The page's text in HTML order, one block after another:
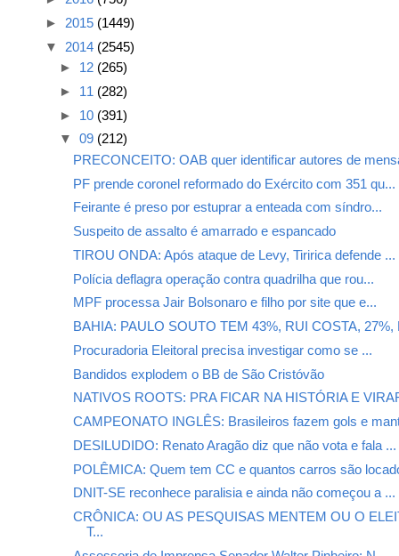
► 2015 (1449)
▼ 2014 (2545)
► 12 (265)
► 11 (282)
► 10 (391)
▼ 09 (212)
PRECONCEITO: OAB quer identificar autores de
PF prende coronel reformado do Exército com 351 qu...
Feirante é preso por estuprar a enteada com síndro...
Suspeito de assalto é amarrado e espancado
TIROU ONDA: Após ataque de Levy, Tiririca defende ...
Polícia deflagra operação contra quadrilha que rou...
MPF processa Jair Bolsonaro e filho por site que e...
BAHIA: PAULO SOUTO TEM 43%, RUI COSTA, 27%,
Procuradoria Eleitoral precisa investigar como se ...
Bandidos explodem o BB de São Cristóvão
NATIVOS ROOTS: PRA FICAR NA HISTÓRIA E
CAMPEONATO INGLÊS: Brasileiros fazem gols e
DESILUDIDO: Renato Aragão diz que não vota e fala ...
POLÊMICA: Quem tem CC e quantos carros são
DNIT-SE reconhece paralisia e ainda não começou a ...
CRÔNICA: OU AS PESQUISAS MENTEM OU O
T...